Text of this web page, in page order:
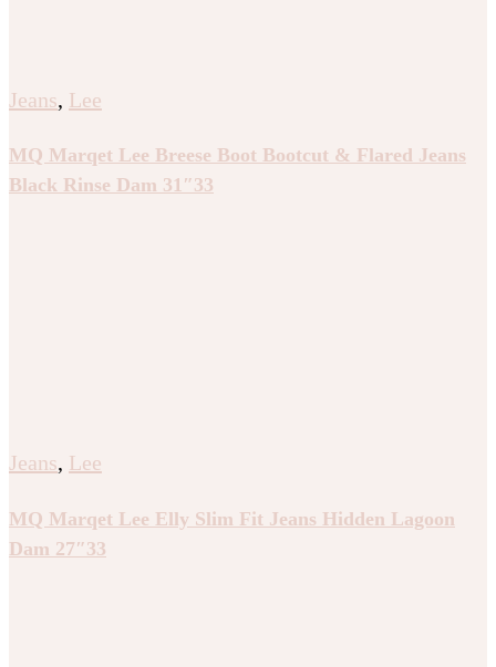
Jeans, Lee
MQ Marqet Lee Breese Boot Bootcut & Flared Jeans
Black Rinse Dam 31″33
Jeans, Lee
MQ Marqet Lee Elly Slim Fit Jeans Hidden Lagoon
Dam 27″33